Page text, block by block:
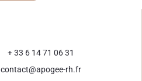
+ 33 6 14 71 06 31
contact@apogee-rh.fr